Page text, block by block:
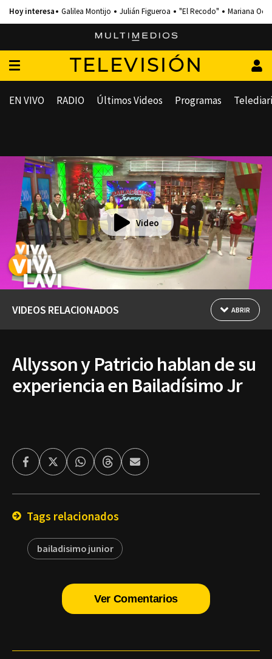
Galilea Montijo Julián Figueroa "El Recodo" Mariana
TELEVISIÓN
EN VIVO RADIO Últimos Videos Programas
Video
VIDEOS RELACIONADOS ABRIR
Allysson y Patricio hablan de su
experiencia en Bailadísimo Jr
FacebookTwitterWhatsappThreadsEnviar
por
Tags relacionados
bailadisimo junior
Ver Comentarios